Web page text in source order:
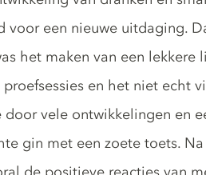
voor een nieuwe uitdaging.
het maken van een lekkere
en het niet echt
vele ontwikkelingen en
gin met een zoete toets.